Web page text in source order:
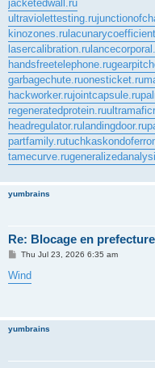
jacketedwall.ru
ultraviolettesting.ru
kinozones.ru
lasercalibration.ru
handsfreetelephone.ru
garbagechute.ruonesticket.ru
hackworker.rujointcapsule.ru
regeneratedprotein.ru
headregulator.rulandingdoor.ru
partfamily.rutuchkas
tamecurve.ru
yumbrains
Re: Blocage en
P
s
t
Thu Jul 23, 2026 6:35 am
Wind
yumbrains